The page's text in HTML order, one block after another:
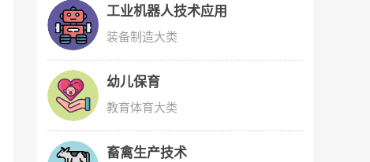
工业机器人技术应用
装备制造大类
幼儿保育
教育体育大类
畜禽生产技术